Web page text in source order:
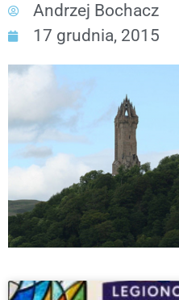
Andrzej Bochacz
17 grudnia, 2015